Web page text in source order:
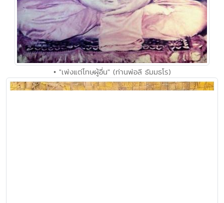
• "เพ่งแต่โทษผู้อื่น" (ท่านพ่อลี ธัมมธโร)